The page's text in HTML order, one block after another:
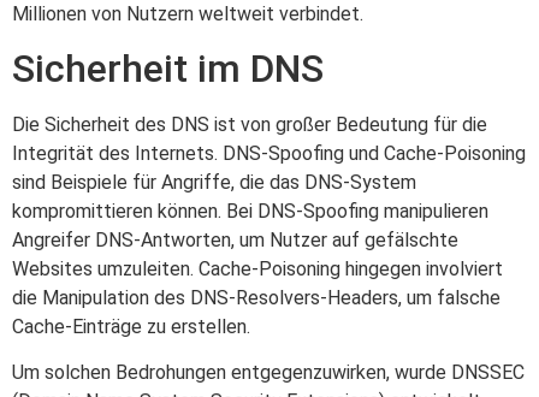
Millionen von Nutzern weltweit verbindet.
Sicherheit im DNS
Die Sicherheit des DNS ist von großer Bedeutung für die
Integrität des Internets. DNS-Spoofing und Cache-Poisoning
sind Beispiele für Angriffe, die das DNS-System
kompromittieren können. Bei DNS-Spoofing manipulieren
Angreifer DNS-Antworten, um Nutzer auf gefälschte
Websites umzuleiten. Cache-Poisoning hingegen involviert
die Manipulation des DNS-Resolvers-Headers, um falsche
Cache-Einträge zu erstellen.
Um solchen Bedrohungen entgegenzuwirken, wurde DNSSEC